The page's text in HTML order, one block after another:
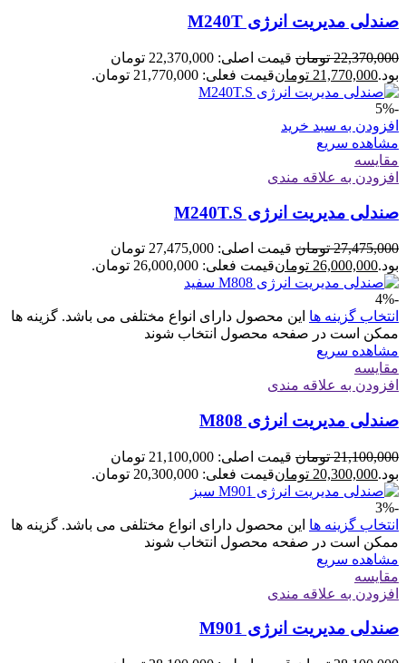
صندلی مدیریت انرژی M240T
22,370,000 تومان
قیمت اصلی: 22,370,000 تومان
بود.21,770,000 تومانقیمت فعلی: 21,770,000 تومان.
-5%
افزودن به سبد خرید
مشاهده سریع
مقایسه
افزودن به علاقه مندی
صندلی مدیریت انرژی M240T.S
27,475,000 تومان
قیمت اصلی: 27,475,000 تومان
بود.26,000,000 تومانقیمت فعلی: 26,000,000 تومان.
-4%
انتخاب گزینه ها این محصول دارای انواع مختلفی می باشد. گزینه ها
ممکن است در صفحه محصول انتخاب شوند
مشاهده سریع
مقایسه
افزودن به علاقه مندی
صندلی مدیریت انرژی M808
21,100,000 تومان
قیمت اصلی: 21,100,000 تومان
بود.20,300,000 تومانقیمت فعلی: 20,300,000 تومان.
-3%
انتخاب گزینه ها این محصول دارای انواع مختلفی می باشد. گزینه ها
ممکن است در صفحه محصول انتخاب شوند
مشاهده سریع
مقایسه
افزودن به علاقه مندی
صندلی مدیریت انرژی M901